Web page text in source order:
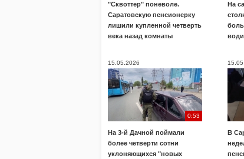
"Сквоттер" поневоле.
Саратовскую пенсионерку
лишили купленной четверть
века назад комнаты
На
15.05.2026
0:53
На 3-й Дачной поймали
более четверти сотни
уклоняющихся "новых
В